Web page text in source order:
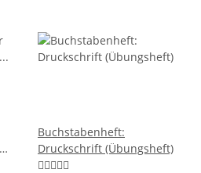
Buchstabenheft:
Druckschrift (Übungsheft)